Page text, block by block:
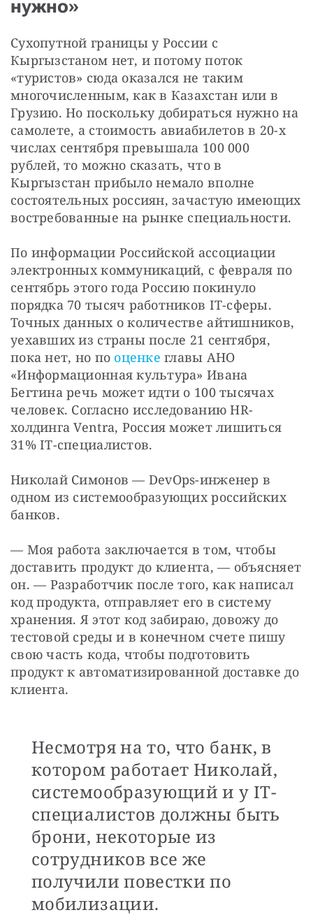
нужно»
Сухопутной границы у России с
Кыргызстаном нет, и потому поток
«туристов» сюда оказался не таким
многочисленным, как в Казахстан или в
Грузию. Но поскольку добираться нужно на
самолете, а стоимость авиабилетов в 20-х
числах сентября превышала 100 000
рублей, то можно сказать, что в
Кыргызстан прибыло немало вполне
состоятельных россиян, зачастую имеющих
востребованные на рынке специальности.
По информации Российской ассоциации
электронных коммуникаций, с февраля по
сентябрь этого года Россию покинуло
порядка 70 тысяч работников IT-сферы.
Точных данных о количестве айтишников,
уехавших из страны после 21 сентября,
пока нет, но по оценке главы АНО
«Информационная культура» Ивана
Бегтина речь может идти о 100 тысячах
человек. Согласно исследованию HR-
холдинга Ventra, Россия может лишиться
31% IT-специалистов.
Николай Симонов — DevOps-инженер в
одном из системообразующих российских
банков.
— Моя работа заключается в том, чтобы
доставить продукт до клиента, — объясняет
он. — Разработчик после того, как написал
код продукта, отправляет его в систему
хранения. Я этот код забираю, довожу до
тестовой среды и в конечном счете пишу
свою часть кода, чтобы подготовить
продукт к автоматизированной доставке до
клиента.
Несмотря на то, что банк, в
котором работает Николай,
системообразующий и у IT-
специалистов должны быть
брони, некоторые из
сотрудников все же
получили повестки по
мобилизации.